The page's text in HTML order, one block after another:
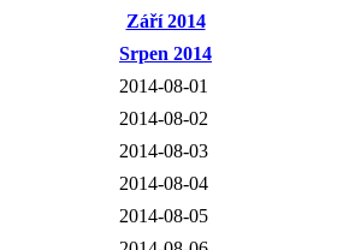
Září 2014
Srpen 2014
2014-08-01
2014-08-02
2014-08-03
2014-08-04
2014-08-05